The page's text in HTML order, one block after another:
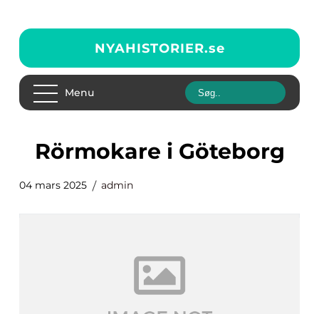
NYAHISTORIER.se
Menu
Rörmokare i Göteborg
04 mars 2025 admin